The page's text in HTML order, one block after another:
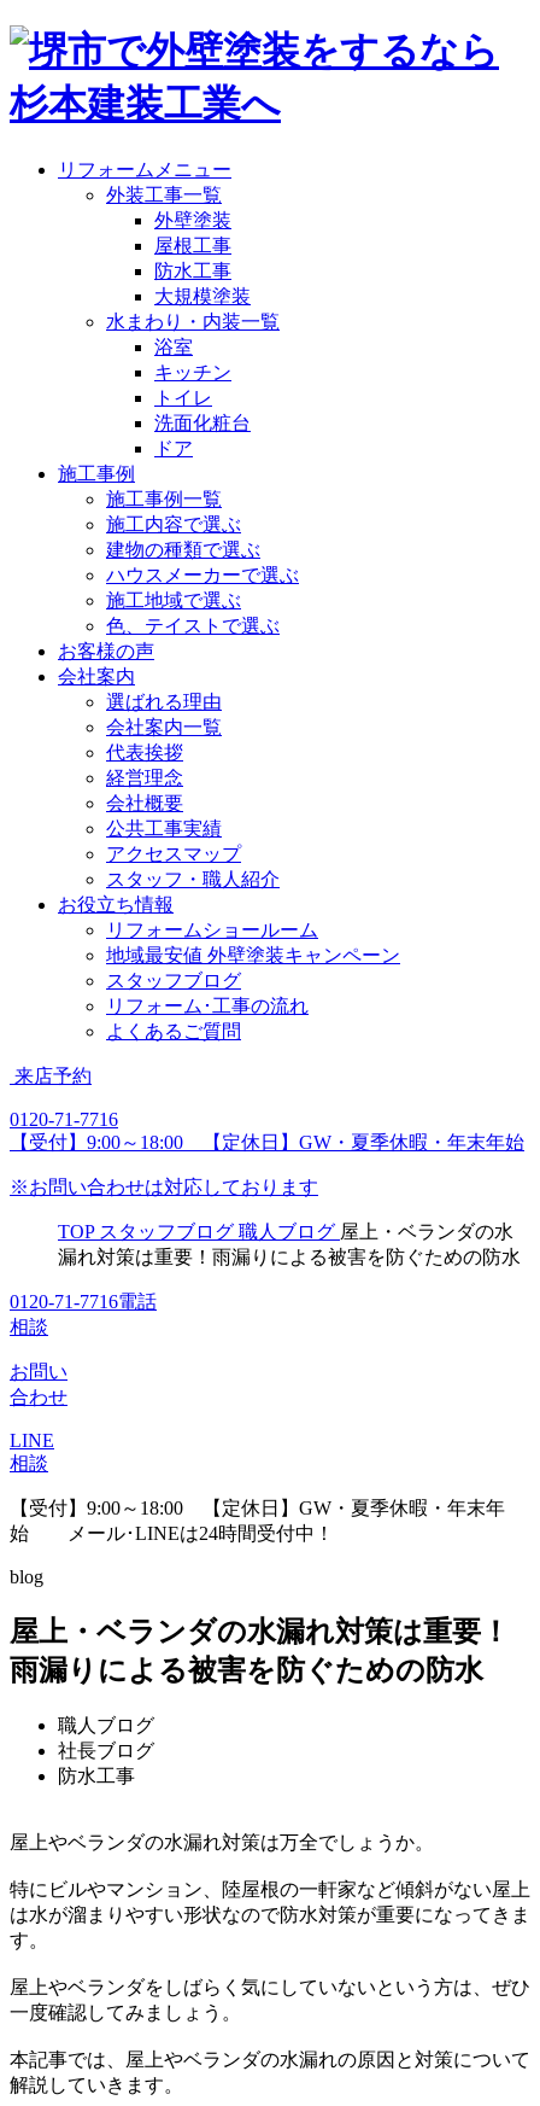
リフォームメニュー
外装工事一覧
外壁塗装
屋根工事
防水工事
大規模塗装
水まわり・内装一覧
浴室
キッチン
トイレ
洗面化粧台
ドア
施工事例
施工事例一覧
施工内容で選ぶ
建物の種類で選ぶ
ハウスメーカーで選ぶ
施工地域で選ぶ
色、テイストで選ぶ
お客様の声
会社案内
選ばれる理由
会社案内一覧
代表挨拶
経営理念
会社概要
公共工事実績
アクセスマップ
スタッフ・職人紹介
お役立ち情報
リフォームショールーム
地域最安値 外壁塗装キャンペーン
スタッフブログ
リフォーム･工事の流れ
よくあるご質問
来店予約
0120-71-7716
【受付】9:00～18:00 【定休日】GW・夏季休暇・年末年始
※お問い合わせは対応しております
TOP スタッフブログ 職人ブログ 屋上・ベランダの水
漏れ対策は重要！雨漏りによる被害を防ぐための防水
0120-71-7716電話
相談
お問い
合わせ
LINE
相談
【受付】9:00～18:00 【定休日】GW・夏季休暇・年末年
始 メール･LINEは24時間受付中！
blog
屋上・ベランダの水漏れ対策は重要！
雨漏りによる被害を防ぐための防水
職人ブログ
社長ブログ
防水工事
屋上やベランダの水漏れ対策は万全でしょうか。
特にビルやマンション、陸屋根の一軒家など傾斜がない屋上
は水が溜まりやすい形状なので防水対策が重要になってきま
す。
屋上やベランダをしばらく気にしていないという方は、ぜひ
一度確認してみましょう。
本記事では、屋上やベランダの水漏れの原因と対策について
解説していきます。